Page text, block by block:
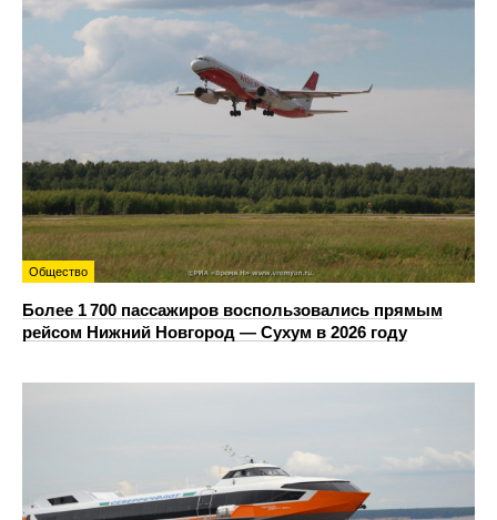
Общество
Более 1 700 пассажиров воспользовались прямым
рейсом Нижний Новгород — Сухум в 2026 году